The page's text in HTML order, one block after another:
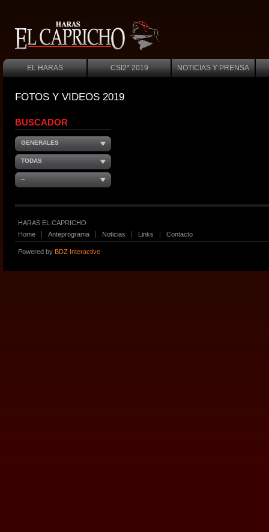
EL HARAS CSI2* 2019 NOTICIAS Y PRENSA
FOTOS Y VIDEOS 2019
BUSCADOR
GENERALES
TODAS
--
HARAS EL CAPRICHO
Home
Anteprograma Noticias Links Contacto
Powered by BDZ Interactive